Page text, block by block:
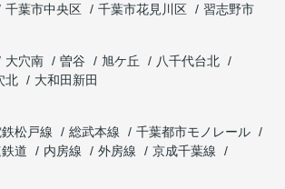
千葉市中央区 千葉市花見川区
習志野市
大穴南 曽谷 旭ケ丘
八千代台北
北
大和田新田
松戸線 総武本線
千葉都市モノレール
道 内房線 外房線
京成千葉線